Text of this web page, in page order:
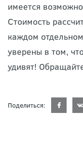
имеется
Стоимость
каждом
уверены в том,
удивят!
Поделиться: